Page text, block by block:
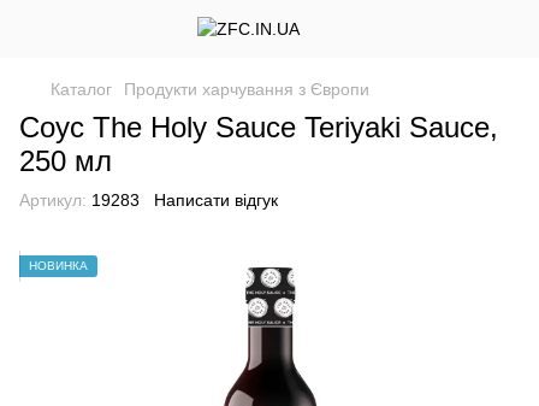
Каталог Продукти харчування з Європи
Соус The Holy Sauce Teriyaki Sauce,
250 мл
Артикул: 19283 Написати відгук
НОВИНКА